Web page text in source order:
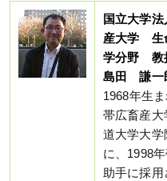
国立大学
産大学 生
学分野 教
島田 謙
1968年生
帯広畜産大
道大学大学
に、1998
助手に採用